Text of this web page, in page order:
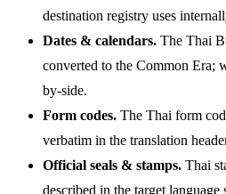
destination registry uses
Dates & calendars. The Thai
converted to the Common Era;
by-side.
Form codes. The Thai form
verbatim in the translation
Official seals & stamps. Thai
described in the target language